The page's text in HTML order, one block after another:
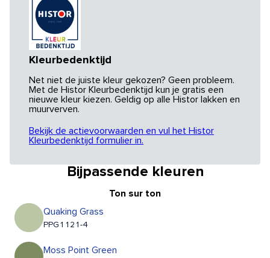
Kleurbedenktijd
Net niet de juiste kleur gekozen? Geen probleem.
Met de Histor Kleurbedenktijd kun je gratis een
nieuwe kleur kiezen. Geldig op alle Histor lakken en
muurverven.
Bekijk de actievoorwaarden en vul het Histor
Kleurbedenktijd formulier in.
Bijpassende kleuren
Ton sur ton
Quaking Grass
PPG1121-4
Moss Point Green